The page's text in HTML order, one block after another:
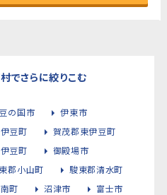
でさらに絞りこむ
の国市
伊東市
豆町
賀茂郡東伊豆町
豆町
御殿場市
郡小山町
駿東郡清水町
町 沼津市
富士市